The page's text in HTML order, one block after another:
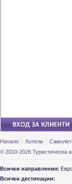
Начало Хотели
© 2010-2026 Туристическа
Всички направления:
Всички дестинации: